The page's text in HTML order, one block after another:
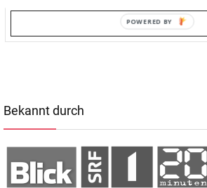
WEITERLESEN +
Bekannt durch
POWERED BY